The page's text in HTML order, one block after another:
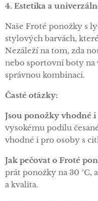
4. Estetika a
Naše Froté ponožky s
stylových barvách,
Nezáleží na tom, zda
nebo sportovní boty na
správnou kombinaci.
Časté otázky:
Jsou ponožky vhodné
vysokému podílu
vhodné i pro osoby s
Jak pečovat o Froté
prát ponožky na 30 °C,
a kvalita.